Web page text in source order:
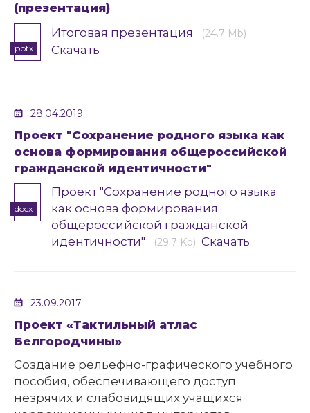
(презентация)
pptx
Итоговая презентация (24.7 Mb)
Скачать
28.04.2019
Проект "Сохранение родного языка как
основа формирования общероссийской
гражданской идентичности"
docx
Проект "Сохранение родного языка
как основа формирования
общероссийской гражданской
идентичности"
(29.7 Kb) Скачать
23.09.2017
Проект «Тактильный атлас
Белгородчины»
Создание рельефно-графического учебного
пособия, обеспечивающего доступ
незрячих и слабовидящих учащихся